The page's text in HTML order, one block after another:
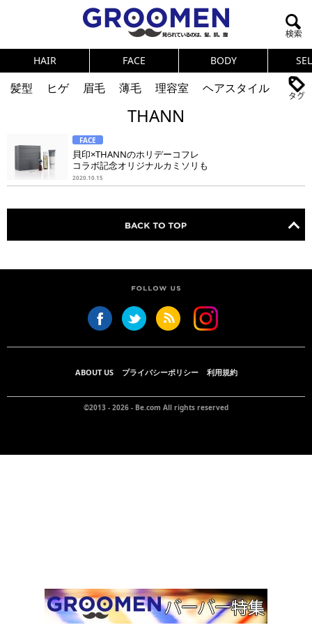
HAIR FACE BODY
髪型 ヒゲ 眉毛 薄毛 理容室
ヘアスタイル
ニオイ
連載
メンズコスメ
NEWS PICK UP
テストステロン
健康
スキンケア 食事
調査結果
トレーニング
好印象な男
頭皮ケア
ダイエット
理容室
THANN
FACE
貝印×THANNのホリデーコフレ
コラボ記念オリジナルカミソリも
2020.10.15
ABOUT US プライバシーポリシー 利用規約
©2013 - 2026 - Be.com All rights reserved